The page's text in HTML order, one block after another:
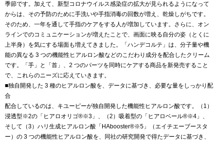
季節です。加えて、新型コロナウイルス感染症の拡大が見られるようになって
からは、その予防のために手洗いや手指消毒の回数が増え、乾燥しがちです。
そのため、一年を通して手指のケアをする人が増加しています。さらに、オン
ラインでのコミュニケーションが増えたことで、画面に映る自分の姿（とくに
上半身）を気にする場面も増えてきました。「ハンデコルテ」は、分子量や機
能の異なる 3 つの機能性ヒアルロン酸などのこだわり成分を配合したクリーム
です。「手」と「首」、2 つのパーツを同時にケアする商品を新発売すること
で、これらのニーズに応えていきます。
■独自開発した 3 種のヒアルロン酸を、データに基づき、必要な量をしっかり配
合
配合しているのは、キユーピーが独自開発した機能性ヒアルロン酸です。（1）
浸透型※2の「ヒアロオリゴ®※3」、（2）吸着型の「ヒアロベール®※4」、
そして（3）ハリ生成ヒアルロン酸「HAbooster®※5」（エイチエーブースタ
ー）の 3 つの機能性ヒアルロン酸を、同社の研究開発で得たデータに基づき、